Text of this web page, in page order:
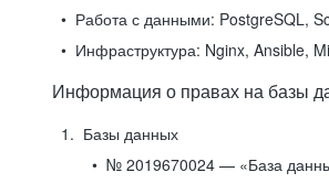
Работа с данными: PostgreSQL,
Инфраструктура: Nginx, Ansible,
Информация о правах на базы
Базы данных
№ 2019670024 — «База